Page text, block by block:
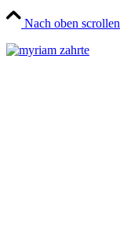
Nach oben scrollen